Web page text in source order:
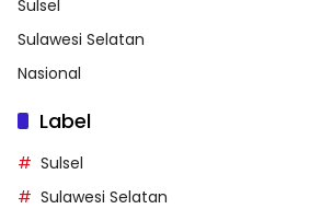
Sulsel
Sulawesi Selatan
Nasional
Label
Sulsel
Sulawesi Selatan